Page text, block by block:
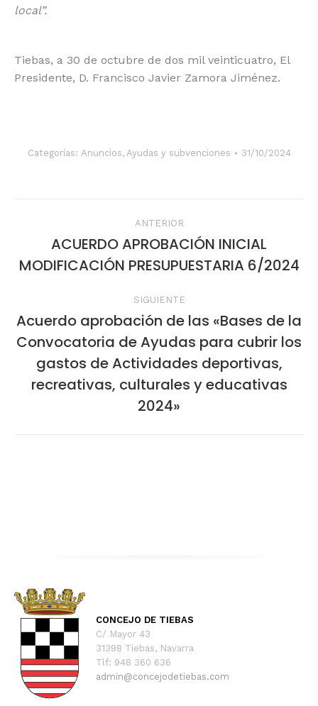
local”.
Tiebas, a 30 de octubre de dos mil veinticuatro, El
Presidente, D. Francisco Javier Zamora Jiménez.
Categorías: Anuncios, Ayudas y subvenciones 31/10/2024
Navegación
entre
publicaciones
ANTERIOR
anterior:
ACUERDO APROBACIÓN INICIAL
MODIFICACIÓN PRESUPUESTARIA 6/2024
SIGUIENTE
Publicación
siguiente:
Acuerdo aprobación de las «Bases de la
Convocatoria de Ayudas para cubrir los
gastos de Actividades deportivas,
recreativas, culturales y educativas
2024»
CONCEJO DE TIEBAS
C/ Mayor 43
31398 Tiebas, Navarra
Tlf: 948 360 636
admin@concejodetiebas.com